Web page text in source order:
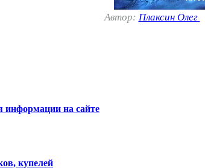
Автор: Плаксин Олег
информации на сайте
купелей